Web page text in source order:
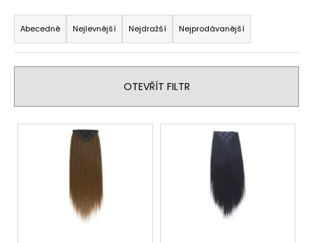
Ř
a
z
e
í
p
Abecedně Nejlevnější Nejdražší Nejprodávanější
OTEVŘÍT FILTR
V
HLEDAT
p
o